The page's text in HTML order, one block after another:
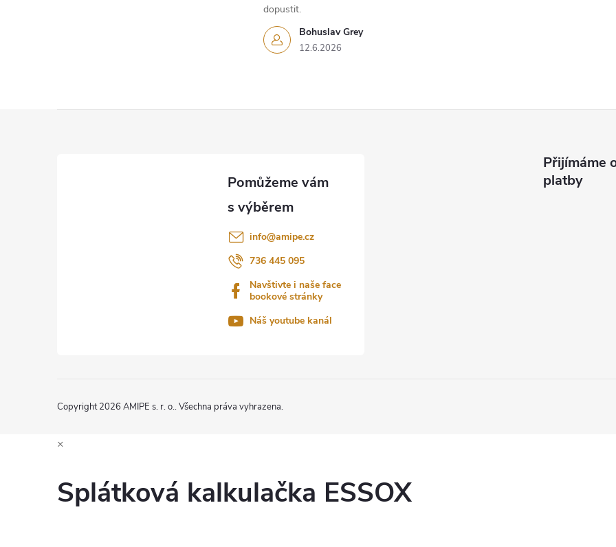
Bohuslav Grey
12.6.2026
dopustit.
info@amipe.cz
736 445 095
Navštivte i naše face
bookové stránky
Náš youtube kanál
Přijímáme
platby
Copyright 2026 AMIPE s. r. o.. Všechna práva vyhrazena.
×
Splátková kalkulačka ESSOX